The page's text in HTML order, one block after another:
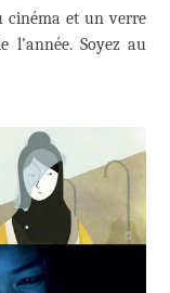
cinéma et un verre
l’année. Soyez au